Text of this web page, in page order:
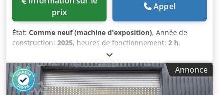
prix
Appel
État: Comme neuf (machine d'exposition), Année de
construction: 2025, heures de fonctionnement: 2 h,
entièrement fonctionnel
d'entrée:triphasé, durée de la garantie:12 mois, hauteur
du produit (max.):100 mm, hauteur d'encombrement:
1 750 mm, exigence d'espace longueur:1 200 mm
,
Annonce